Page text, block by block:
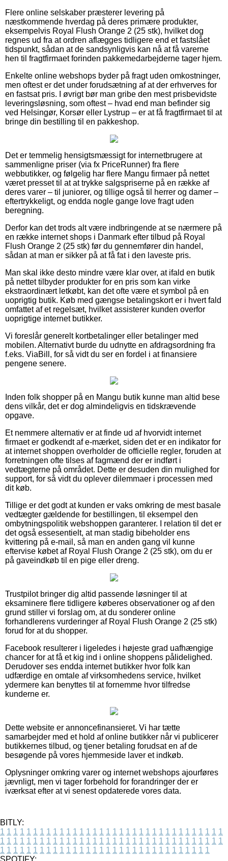
Flere online selskaber præsterer levering på
næstkommende hverdag på deres primære produkter,
eksempelvis Royal Flush Orange 2 (25 stk), hvilket dog
regnes ud fra at ordren aflægges tidligere end et fastslået
tidspunkt, sådan at de sandsynligvis kan nå at få varerne
hen til fragtfirmaet forinden pakkemedarbejderne tager hjem.
Enkelte online webshops byder på fragt uden omkostninger,
men oftest er det under forudsætning af at der erhverves for
en fastsat pris. I øvrigt bør man gribe den mest prisbevidste
leveringsløsning, som oftest – hvad end man befinder sig
ved Helsingør, Korsør eller Lystrup – er at få fragtfirmaet til at
bringe din bestilling til en pakkeshop.
Det er temmelig hensigtsmæssigt for internetbrugere at
sammenligne priser (via fx PriceRunner) fra flere
webbutikker, og følgelig har flere Mangu firmaer på nettet
været presset til at at trykke salgspriserne på en række af
deres varer – til juniorer, og tillige også til herrer og damer –
eftertrykkeligt, og endda nogle gange love fragt uden
beregning.
Derfor kan det trods alt være indbringende at se nærmere på
en række internet shops i Danmark efter tilbud på Royal
Flush Orange 2 (25 stk) før du gennemfører din handel,
sådan at man er sikker på at få fat i den laveste pris.
Man skal ikke desto mindre være klar over, at ifald en butik
på nettet tilbyder produkter for en pris som kan virke
ekstraordinært letkøbt, kan det ofte være et symbol på en
uoprigtig butik. Køb med gængse betalingskort er i hvert fald
omfattet af et regelsæt, hvilket assisterer kunden overfor
uoprigtige internet butikker.
Vi foreslår generelt kortbetalinger eller betalinger med
mobilen. Alternativt burde du udnytte en afdragsordning fra
f.eks. ViaBill, for så vidt du ser en fordel i at finansiere
pengene senere.
Inden folk shopper på en Mangu butik kunne man altid bese
dens vilkår, det er dog almindeligvis en tidskrævende
opgave.
Et nemmere alternativ er at finde ud af hvorvidt internet
firmaet er godkendt af e-mærket, siden det er en indikator for
at internet shoppen overholder de officielle regler, foruden at
forretningen ofte tilses af fagmænd der er indført i
vedtægterne på området. Dette er desuden din mulighed for
support, for så vidt du oplever dilemmaer i processen med
dit køb.
Tillige er det godt at kunden er vaks omkring de mest basale
vedtægter gældende for bestillingen, til eksempel den
ombytningspolitik webshoppen garanterer. I relation til det er
det også essesentielt, at man stadig bibeholder ens
kvittering på e-mail, så man en anden gang vil kunne
eftervise købet af Royal Flush Orange 2 (25 stk), om du er
på gaveindkøb til en pige eller dreng.
Trustpilot bringer dig altid passende løsninger til at
eksaminere flere tidligere køberes observationer og af den
grund stiller vi forslag om, at du sonderer online
forhandlerens vurderinger af Royal Flush Orange 2 (25 stk)
forud for at du shopper.
Facebook resulterer i ligeledes i højeste grad uafhængige
chancer for at få et kig ind i online shoppens pålidelighed.
Derudover ses endda internet butikker hvor folk kan
udfærdige en omtale af virksomhedens service, hvilket
ydermere kan benyttes til at fornemme hvor tilfredse
kunderne er.
Dette website er annoncefinansieret. Vi har tætte
samarbejder med et hold af online butikker når vi publicerer
butikkernes tilbud, og tjener betaling forudsat en af de
besøgende på vores hjemmeside laver et indkøb.
Oplysninger omkring varer og internet webshops ajourføres
jævnligt, men vi tager forbehold for forandringer der er
iværksat efter at vi senest opdaterede vores data.
BITLY:
1 1 1 1 1 1 1 1 1 1 1 1 1 1 1 1 1 1 1 1 1 1 1 1 1 1 1 1 1 1 1 1 1 1
1 1 1 1 1 1 1 1 1 1 1 1 1 1 1 1 1 1 1 1 1 1 1 1 1 1 1 1 1 1 1 1 1 1
1 1 1 1 1 1 1 1 1 1 1 1 1 1 1 1 1 1 1 1 1 1 1 1 1 1 1 1 1 1 1 1
SPOTIFY: